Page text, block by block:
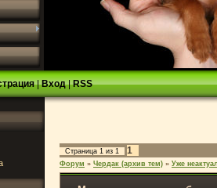
|Вход|RSS
Страница 1 из 1 1
Форум » Чердак (архив тем) » Уже